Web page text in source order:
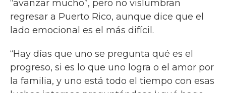
“avanzar mucho”, pero no vislumbran
regresar a Puerto Rico, aunque dice que el
lado emocional es el más difícil.
“Hay días que uno se pregunta qué es el
progreso, si es lo que uno logra o el amor por
la familia, y uno está todo el tiempo con esas